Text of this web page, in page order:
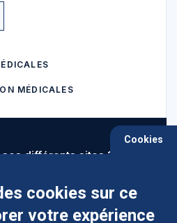
MÉDICALES
différents sites ?
Cookies
cookies sur ce
votre expérience